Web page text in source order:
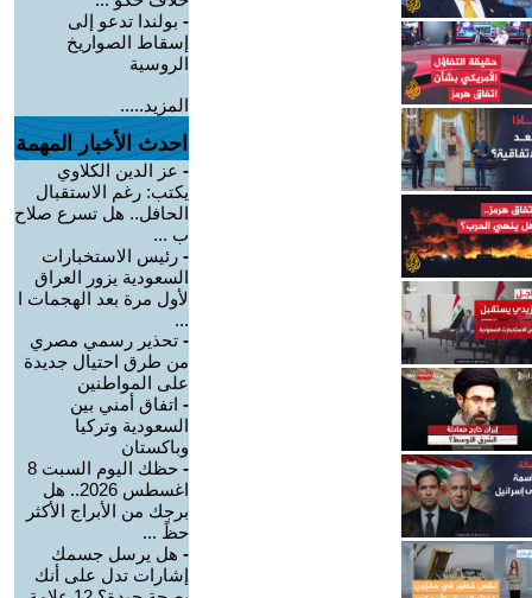
- بولندا تدعو إلى
إسقاط الصواريخ
الروسية
المزيد.....
احدث الأخبار المهمة
- عز الدين الكلاوي
يكتب: رغم الاستقبال
الحافل.. هل تسرع صلاح
ب ...
- رئيس الاستخبارات
السعودية يزور العراق
لأول مرة بعد الهجمات ا
...
- تحذير رسمي مصري
من طرق احتيال جديدة
على المواطنين
- اتفاق أمني بين
السعودية وتركيا
وباكستان
-
حظك اليوم السبت 8
اغسطس 2026.. هل
برجك من الأبراج الأكثر
حظً ...
- هل يرسل جسمك
إشارات تدل على أنك